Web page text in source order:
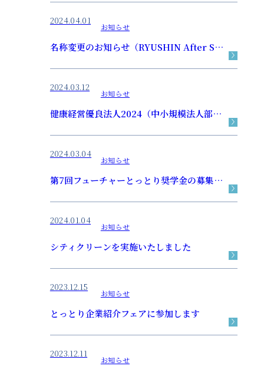
2024.04.01
お知らせ
名称変更のお知らせ（RYUSHIN After School）
2024.03.12
お知らせ
健康経営優良法人2024（中小規模法人部門）に認定されました
2024.03.04
お知らせ
第7回フューチャーとっとり奨学金の募集について
2024.01.04
お知らせ
シティクリーンを実施いたしました
2023.12.15
お知らせ
とっとり企業紹介フェアに参加します
2023.12.11
お知らせ